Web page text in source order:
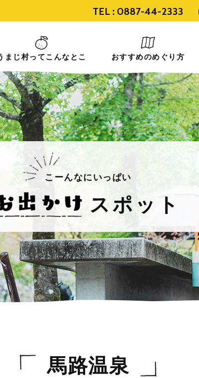
TEL : 0887-44-2333
まじ村ってこんなとこ おすすめのめぐり方
こーんなにいっぱい
スポット
馬路温泉